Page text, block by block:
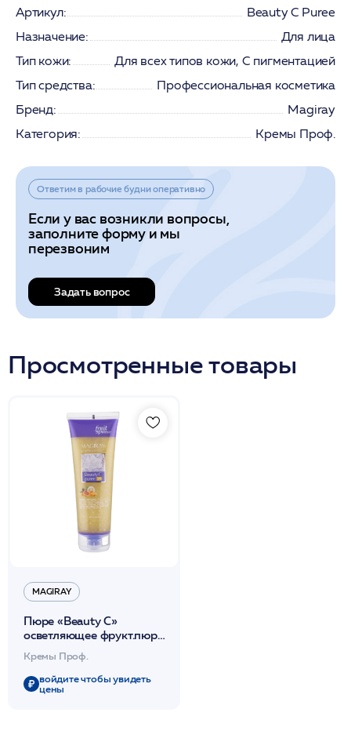
Артикул:
Beauty C Puree
Назначение:
Для лица
Тип кожи:
Для всех типов кожи, С пигментацией
Тип средства:
Профессиональная косметика
Бренд:
Magiray
Категория:
Кремы Проф.
Ответим в рабочие будни оперативно
Если у вас возникли вопросы,
заполните форму и мы
перезвоним
Задать вопрос
Просмотренные товары
MAGIRAY
Пюре «Beauty С»
осветляющее фрукт.пюре
натур.витамина С 250мл
/Magiray*
Кремы Проф.
войдите чтобы увидеть
цены